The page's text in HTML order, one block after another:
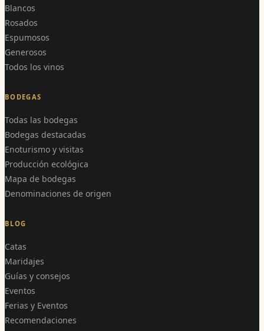
Blancos
Rosados
Espumosos
Generosos
Todos los vinos
BODEGAS
Todas las bodegas
Bodegas destacadas
Enoturismo y visitas
Producción ecológica
Mapa de bodegas
Denominaciones de origen
BLOG
Catas
Maridajes
Guías y consejos
Eventos
Ferias y Eventos
Recomendaciones